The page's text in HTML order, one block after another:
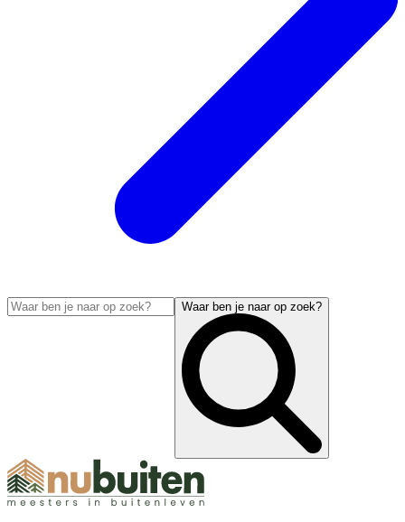
Waar ben je naar op zoek?